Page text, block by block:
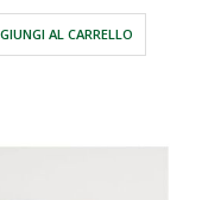
AL CARRELLO